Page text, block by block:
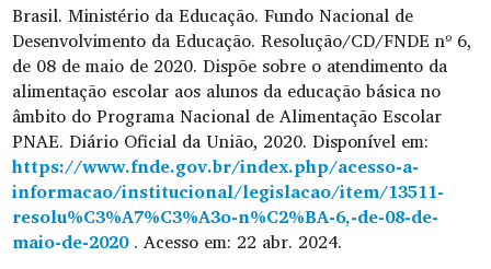
Brasil. Ministério da Educação. Fundo Nacional de
Desenvolvimento da Educação. Resolução/CD/FNDE nº 6,
de 08 de maio de 2020. Dispõe sobre o atendimento da
alimentação escolar aos alunos da educação básica no
âmbito do Programa Nacional de Alimentação Escolar
PNAE. Diário Oficial da União, 2020. Disponível em:
https://www.fnde.gov.br/index.php/acesso-a-
informacao/institucional/legislacao/item/13511-
resolu%C3%A7%C3%A3o-n%C2%BA-6,-de-08-de-
maio-de-2020. Acesso em: 22 abr. 2024.